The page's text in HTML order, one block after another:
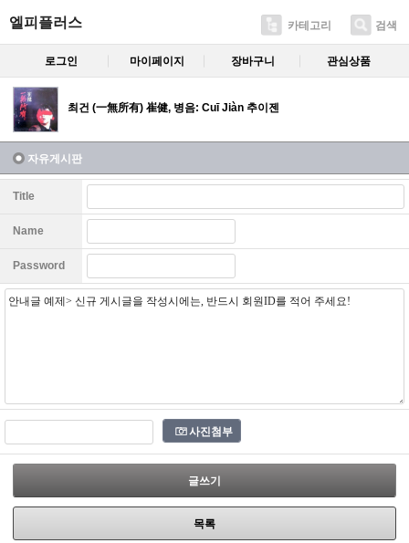
엘피플러스 카테고리 검색
로그인 마이페이지 장바구니 관심상품
최건 (一無所有) 崔健, 병음: Cuī Jiàn 추이젠
자유게시판
Title
Name
Password
사진첨부
글쓰기
목록